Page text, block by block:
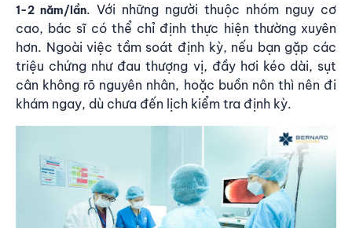
1-2 năm/lần. Với những người thuộc nhóm nguy cơ
cao, bác sĩ có thể chỉ định thực hiện thường xuyên
hơn. Ngoài việc tầm soát định kỳ, nếu bạn gặp các
triệu chứng như đau thượng vị, đầy hơi kéo dài, sụt
cân không rõ nguyên nhân, hoặc buồn nôn thì nên đi
khám ngay, dù chưa đến lịch kiểm tra định kỳ.